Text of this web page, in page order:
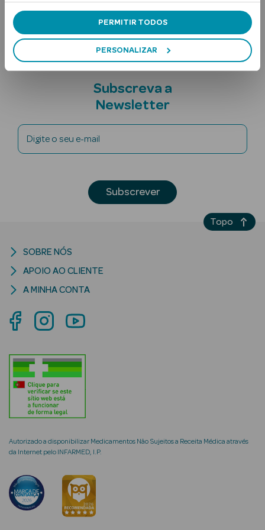
PERMITIR TODOS
PERSONALIZAR
Solares
Corpo
Criança
Rosto e
Ver Tudo
Cosmética
Rosto
Séruns Faciais
Creme de Olhos
Anti-
Nota adicional
Subscreva a
Newsletter
Digite o seu e-mail
Subscrever
Autorizado a disponibilizar Medicamentos Não Sujeitos a Receita Médica através
da Internet pelo INFARMED, I.P.
SOBRE NÓS
APOIO AO CLIENTE
A MINHA CONTA
Topo